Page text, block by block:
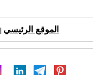
الموقع الرئيسي